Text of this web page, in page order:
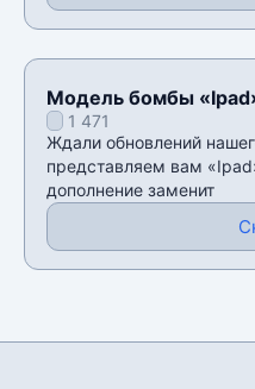
Модель бомбы
1 471
Ждали обновлений
представляем вам
дополнение заменит